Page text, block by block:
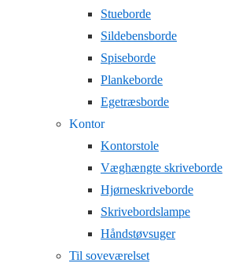
Stueborde
Sildebensborde
Spiseborde
Plankeborde
Egetræsborde
Kontor
Kontorstole
Væghængte skriveborde
Hjørneskriveborde
Skrivebordslampe
Håndstøvsuger
Til soveværelset